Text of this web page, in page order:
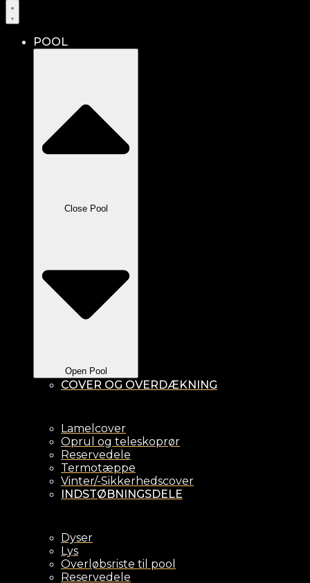
POOL
Close Pool
Open Pool
COVER OG OVERDÆKNING
Lamelcover
Oprul og teleskoprør
Reservedele
Termotæppe
Vinter/-Sikkerhedscover
INDSTØBNINGSDELE
Dyser
Lys
Overløbsriste til pool
Reservedele